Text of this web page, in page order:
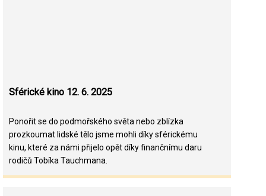
Sférické kino 12. 6. 2025
Ponořit se do podmořského světa nebo zblízka
prozkoumat lidské tělo jsme mohli díky sférickému
kinu, které za námi přijelo opět díky finančnímu daru
rodičů Tobíka Tauchmana.